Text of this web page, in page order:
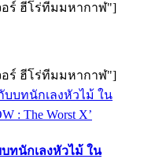
จอร์ ฮีโร่ทีมมหากาฬ"]
จอร์ ฮีโร่ทีมมหากาฬ"]
ทนักเลงหัวไม้ ใน